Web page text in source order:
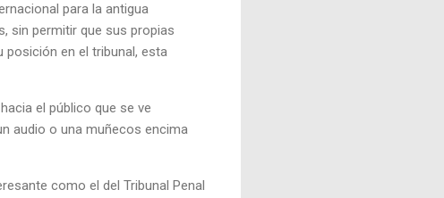
para la antigua
sin permitir que sus propias
en el tribunal, esta
el público que se ve
audio o una muñecos encima
como el del Tribunal Penal